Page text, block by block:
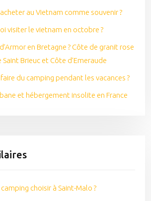
au Vietnam comme souvenir ?
visiter le vietnam en octobre ?
en Bretagne ? Côte de granit rose
Saint Brieuc et Côte d’Emeraude
du camping pendant les vacances ?
et hébergement insolite en France
choisir à Saint-Malo ?